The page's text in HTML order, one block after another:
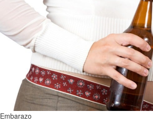
Embarazo